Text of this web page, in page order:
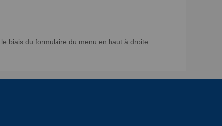
biais du formulaire du menu en haut à droite.